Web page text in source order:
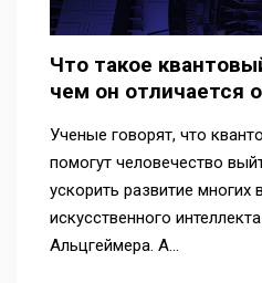
Что такое
чем он отличается
Ученые говорят, что
помогут человечество
ускорить развитие
искусственного
Альцгеймера. А…